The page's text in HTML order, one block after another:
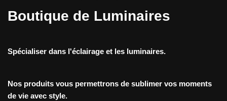
Boutique de Luminaires
Spécialiser dans l'éclairage et les luminaires.
Nos produits vous permettrons de sublimer vos moments
de vie avec style.